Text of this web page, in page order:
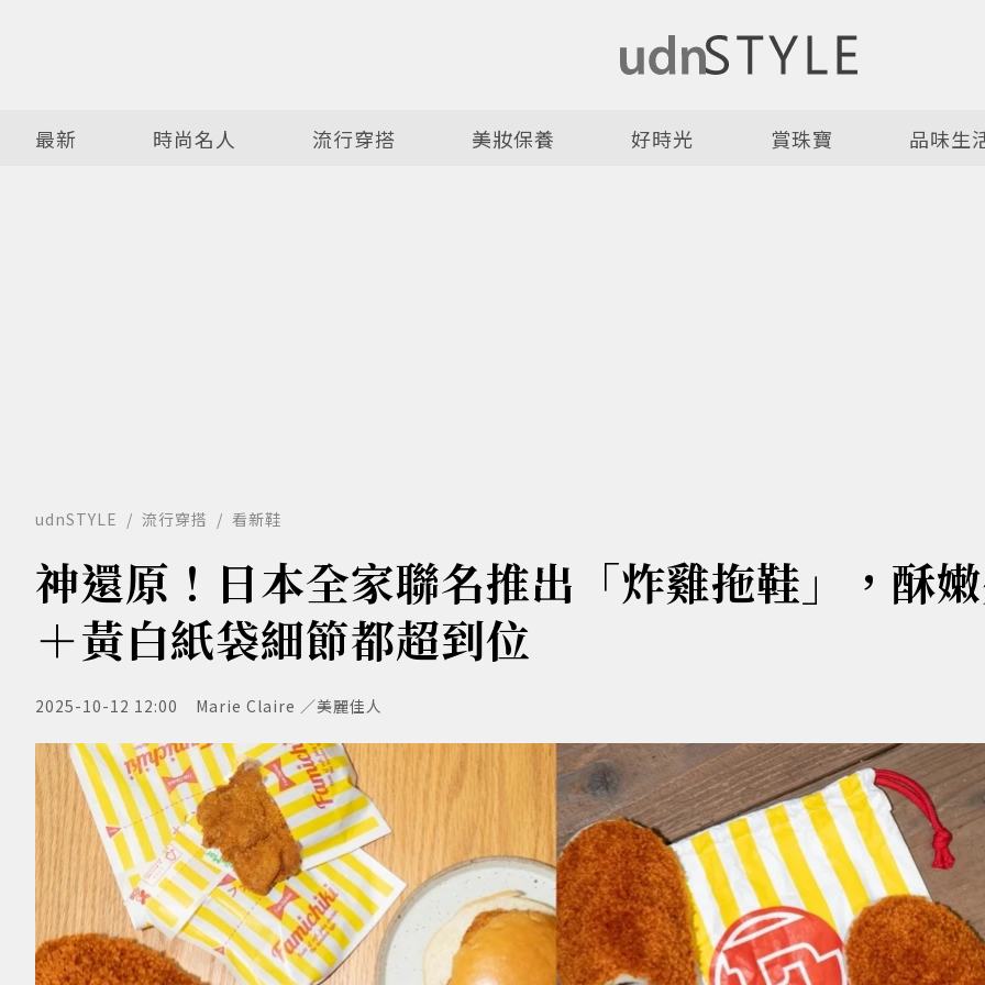
最新 時尚名人 流行穿搭 美妝保養 好時光 賞珠寶 品味生
udnSTYLE 流行穿搭 看新鞋
神還原！日本全家聯名推出「炸雞拖鞋」，酥
＋黃白紙袋細節都超到位
2025-10-12 12:00 Marie Claire ／美麗佳人